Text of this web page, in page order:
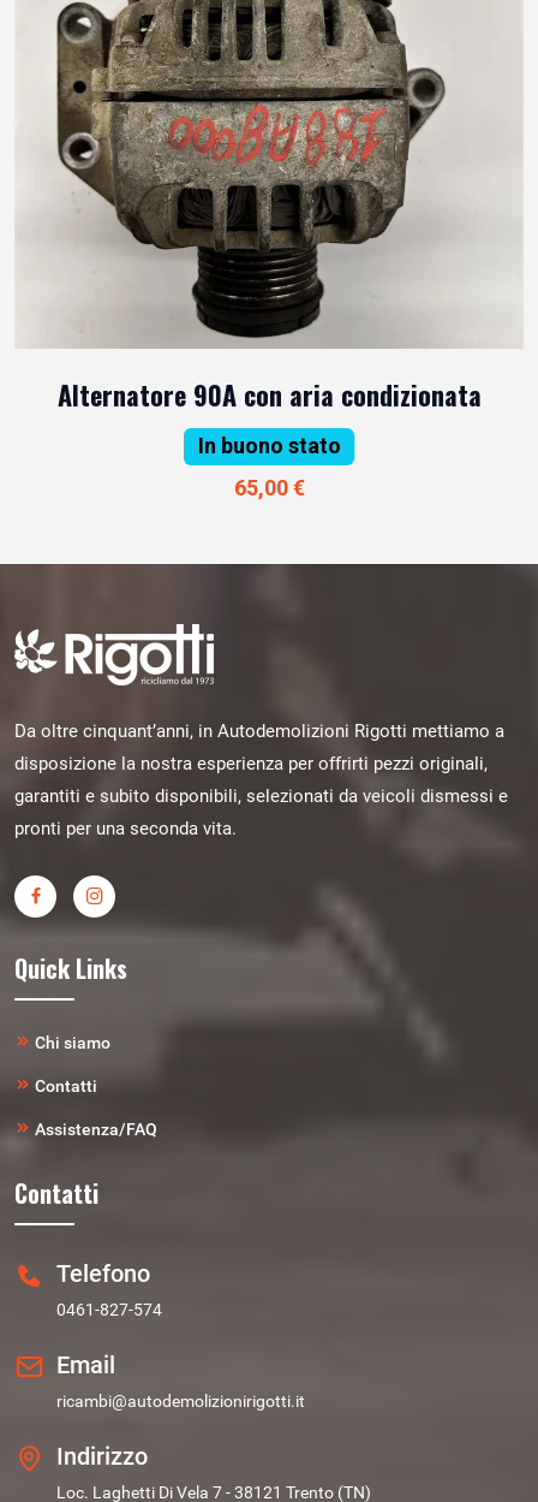
Alternatore 90A con aria condizionata
In buono stato
65,00 €
Da oltre cinquant’anni, in Autodemolizioni Rigotti mettiamo a
disposizione la nostra esperienza per offrirti pezzi originali,
garantiti e subito disponibili, selezionati da veicoli dismessi e
pronti per una seconda vita.
Quick Links
Chi siamo
Contatti
Assistenza/FAQ
Contatti
Telefono
0461-827-574
Email
ricambi@autodemolizionirigotti.it
Indirizzo
Loc. Laghetti Di Vela 7 - 38121 Trento (TN)